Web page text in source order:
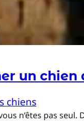
un
chiens
n’êtes pas